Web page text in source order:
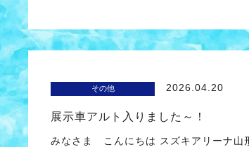
その他 2026.04.20
展示車アルト入りました～！
みなさま こんにちは スズキアリーナ